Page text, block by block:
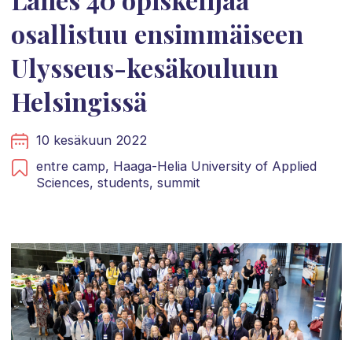
osallistuu ensimmäiseen
Ulysseus-kesäkouluun
Helsingissä
10 kesäkuun 2022
entre camp, Haaga-Helia University of Applied
Sciences, students, summit